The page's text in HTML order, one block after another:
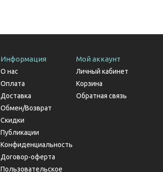
Информация
О нас
Оплата
Доставка
Обмен/Возврат
Скидки
Публикации
Конфиденциальность
Договор-оферта
Пользовательское
Мой аккаунт
Личный кабинет
Корзина
Обратная связь